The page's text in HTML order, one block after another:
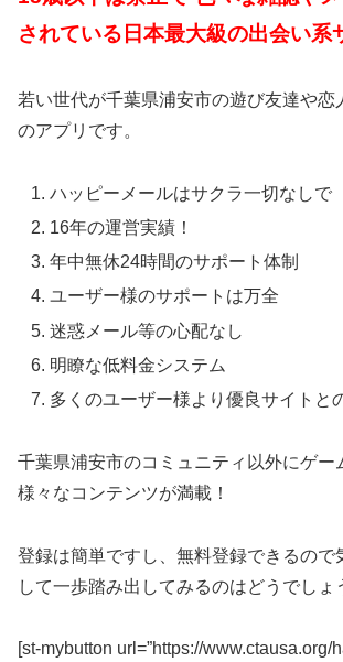
されている日本最大級の出会い系
若い世代が千葉県浦安市の遊び友達や恋
のアプリです。
ハッピーメールはサクラ一切なしで
16年の運営実績！
年中無休24時間のサポート体制
ユーザー様のサポートは万全
迷惑メール等の心配なし
明瞭な低料金システム
多くのユーザー様より優良サイトと
千葉県浦安市のコミュニティ以外にゲー
様々なコンテンツが満載！
登録は簡単ですし、無料登録できるので
して一歩踏み出してみるのはどうでしょ
[st-mybutton url=”https://www.ctausa.org/